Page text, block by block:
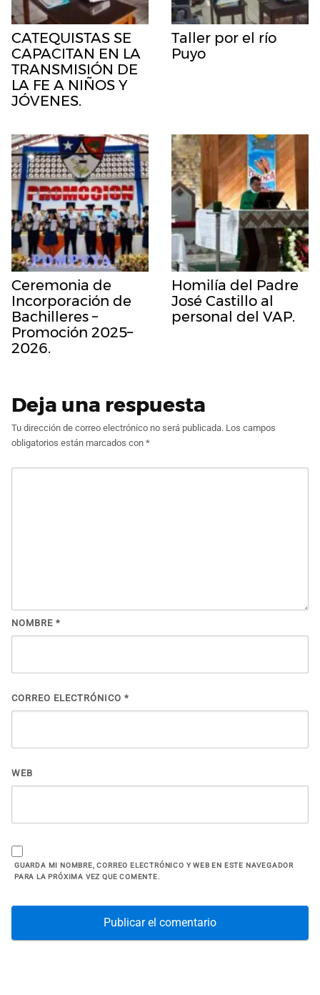
CATEQUISTAS SE
CAPACITAN EN LA
TRANSMISIÓN DE
LA FE A NIÑOS Y
JÓVENES.
Taller por el río
Puyo
Ceremonia de
Incorporación de
Bachilleres –
Promoción 2025–
2026.
Homilía del Padre
José Castillo al
personal del VAP.
Deja una respuesta
Tu dirección de correo electrónico no será publicada. Los campos
obligatorios están marcados con *
NOMBRE *
CORREO ELECTRÓNICO *
WEB
GUARDA MI NOMBRE, CORREO ELECTRÓNICO Y WEB EN ESTE NAVEGADOR
PARA LA PRÓXIMA VEZ QUE COMENTE.